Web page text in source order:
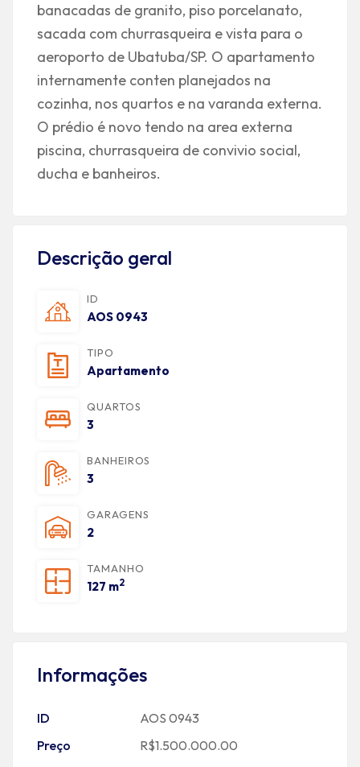
banacadas de granito, piso porcelanato,
sacada com churrasqueira e vista para o
aeroporto de Ubatuba/SP. O apartamento
internamente conten planejados na
cozinha, nos quartos e na varanda externa.
O prédio é novo tendo na area externa
piscina, churrasqueira de convivio social,
ducha e banheiros.
Descrição geral
ID
AOS 0943
TIPO
Apartamento
QUARTOS
3
BANHEIROS
3
GARAGENS
2
TAMANHO
127 m2
Informações
ID
AOS 0943
Preço
R$1.500.000.00